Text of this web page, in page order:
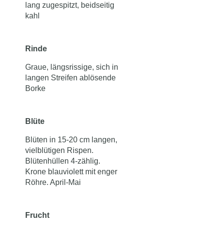
lang zugespitzt, beidseitig
kahl
Rinde
Graue, längsrissige, sich in
langen Streifen ablösende
Borke
Blüte
Blüten in 15-20 cm langen,
vielblütigen Rispen.
Blütenhüllen 4-zählig.
Krone blauviolett mit enger
Röhre. April-Mai
Frucht